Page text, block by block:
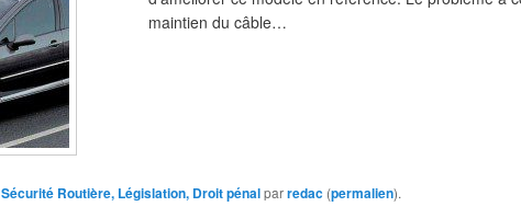
maintien du câble…
Sécurité Routière, Législation, Droit pénalparredac (permalien).